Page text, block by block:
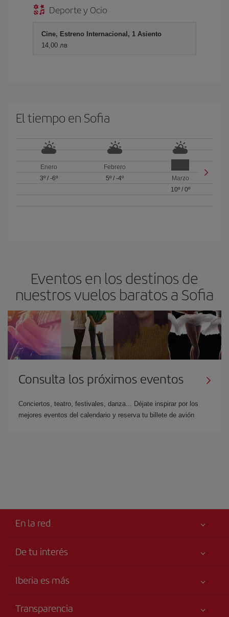
Deporte y Ocio
Cine, Estreno Internacional, 1 Asiento
14,00 лв
El tiempo en Sofia
Enero
3º/ -6º
Febrero
5º/ -4º
Marzo
10º/ 0º
Eventos en los destinos de
nuestros vuelos baratos a Sofia
Consulta los próximos eventos
Conciertos, teatro, festivales, danza... Déjate inspirar por los
mejores eventos del calendario y reserva tu billete de avión
En la red
De tu interés
Tu seguridad es lo primero
Iberia es más
Talento a bordo
Transparencia